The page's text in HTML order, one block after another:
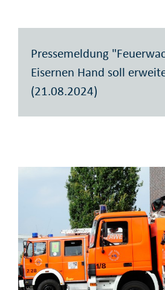
Pressemeldung
Eisernen Hand soll
(21.08.2024)